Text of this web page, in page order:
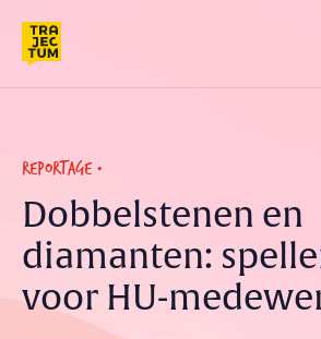
content
REPORTAGE
Dobbelstenen en
diamanten:
voor HU-